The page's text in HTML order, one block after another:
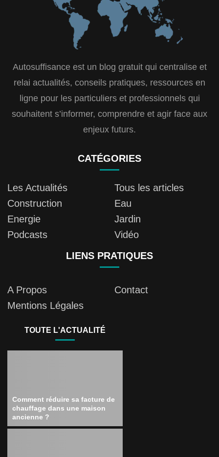
Autosuffisance est un blog gratuit qui centralise et
relai actualités, conseils pratiques, ressources en
ligne pour les particuliers et professionnels qui
souhaitent s’informer, comprendre et agir face aux
enjeux futurs.
CATÉGORIES
Les Actualités
Tous les articles
Construction
Eau
Energie
Jardin
Podcasts
Vidéo
LIENS PRATIQUES
A Propos
Contact
Mentions Légales
TOUTE L'ACTUALITÉ
Comment réduire sa facture de
chauffage dans une maison
ancienne ?